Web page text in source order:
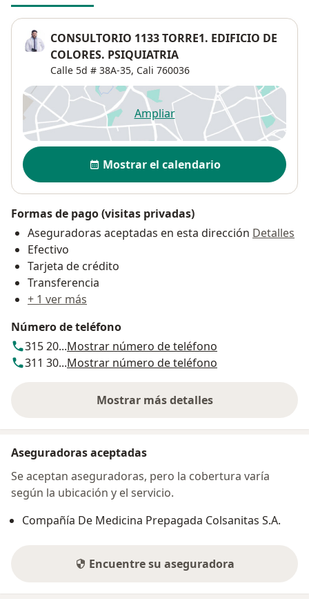
CONSULTORIO 1133 TORRE1. EDIFICIO DE
COLORES. PSIQUIATRIA
Calle 5d # 38A-35, Cali 760036
Ampliarse abre en una nueva
Disponibilidad
Mostrar el calendario
Formas de pago (visitas privadas)
Aseguradoras aceptadas en esta dirección Detalles
Efectivo
Tarjeta de crédito
Transferencia
+ 1 ver más
Número de teléfono
315 20...Mostrar número de teléfono
311 30...Mostrar número de teléfono
Mostrar más detalles
sobre la dirección
Aseguradoras aceptadas
Se aceptan aseguradoras, pero la cobertura varía
según la ubicación y el servicio.
Compañía De Medicina Prepagada Colsanitas S.A.
Encuentre su aseguradora